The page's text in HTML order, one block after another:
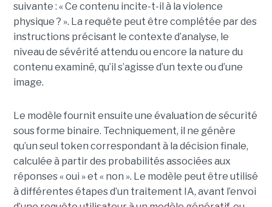
suivante : « Ce contenu incite-t-il à la violence
physique ? ». La requête peut être complétée par des
instructions précisant le contexte d’analyse, le
niveau de sévérité attendu ou encore la nature du
contenu examiné, qu’il s’agisse d’un texte ou d’une
image.
Le modèle fournit ensuite une évaluation de sécurité
sous forme binaire. Techniquement, il ne génère
qu’un seul token correspondant à la décision finale,
calculée à partir des probabilités associées aux
réponses « oui » et « non ». Le modèle peut être utilisé
à différentes étapes d’un traitement IA, avant l’envoi